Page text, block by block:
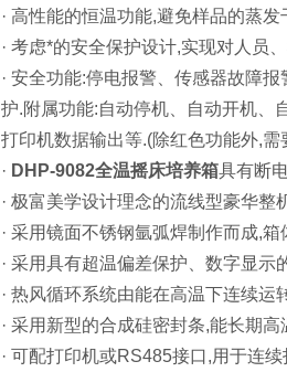
· 高性能的恒温功能,避免样品的蒸发
· 考虑*的安全保护设计,实现对人员
· 安全功能:停电报警、传感器故障
护.附属功能:自动停机、自动开机、
打印机数据输出等.(除红色功能外,需
· DHP-9082全温摇床培养箱具有断
· 极富美学设计理念的流线型豪华
· 采用镜面不锈钢氩弧焊制作而成,
· 采用具有超温偏差保护、数字显
· 热风循环系统由能在高温下连续
· 采用新型的合成硅密封条,能长期
· 可配打印机或RS485接口,用于连